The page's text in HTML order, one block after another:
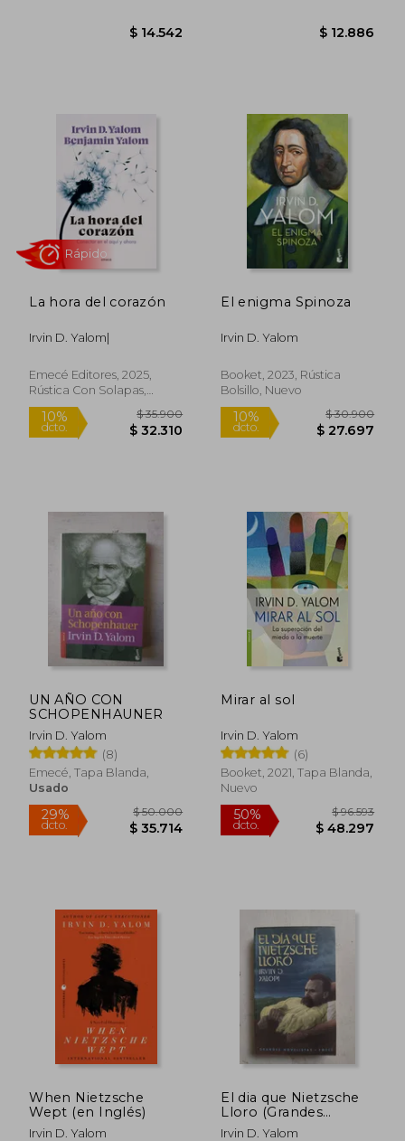
La hora del corazón
Irvin D. Yalom|
Emecé Editores, 2025,
Rústica Con Solapas,
Nuevo
El enigma Spinoza
Irvin D. Yalom
Booket, 2023, Rústica
Bolsillo, Nuevo
10%
dcto.
UN AÑO CON
SCHOPENHAUNER
Irvin D. Yalom
(8)
Emecé, Tapa Blanda,
Usado
dcto. $ 35.714
Mirar al sol
Irvin D. Yalom
(6)
Booket, 2021, Tapa Blanda,
Nuevo
50%
dcto.
When Nietzsche
Wept (en Inglés)
Irvin D. Yalom
El dia que Nietzsche
Lloro (Grandes
Novelistas)
Irvin D. Yalom